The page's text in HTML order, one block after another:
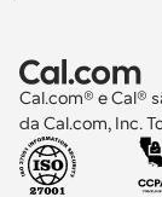
Cal.com® e Cal®
da Cal.com, Inc.